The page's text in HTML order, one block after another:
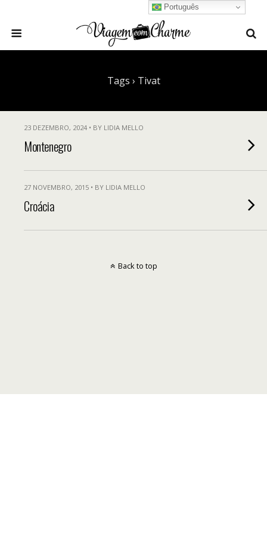
Tags › Tivat
23 DEZEMBRO, 2024 • BY LIDIA MELLO
Montenegro
27 NOVEMBRO, 2015 • BY LIDIA MELLO
Croácia
Português
Back to top